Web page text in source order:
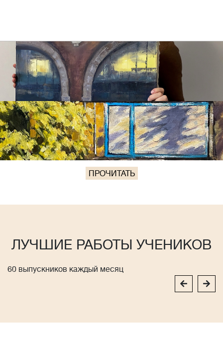
ПРОЧИТАТЬ
ЛУЧШИЕ РАБОТЫ УЧЕНИКОВ
60 выпускников каждый месяц